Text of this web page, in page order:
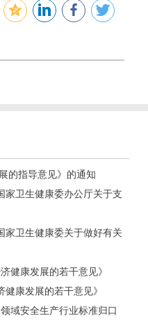
的指导意见》的通知
家卫生健康委办公厅关于支
家卫生健康委关于做好有关
健康发展的若干意见》
康发展的若干意见》
域安全生产行业标准归口